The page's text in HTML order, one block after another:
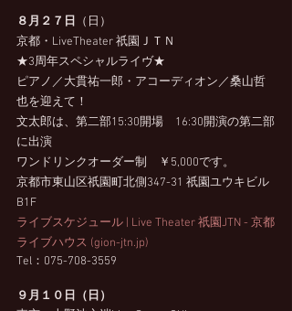
８月２７日
（日）
京都・LiveTheater 祇園ＪＴＮ
★3周年スペシャルライヴ★
ピアノ／大貫祐一郎・アコーディオン／桑山哲
也を迎えて！
文太郎は、第二部15:30開場　16:30開演の第二部
に出演
ワンドリンクオーダー制　￥5,000です。
京都市東山区祇園町北側347-31 祇園ユウキビル
B1F
ライブスケジュール | Live Theater 祇園JTN - 京都
ライブハウス (gion-jtn.jp)
Tel：075-708-3559
９月１０日（日）